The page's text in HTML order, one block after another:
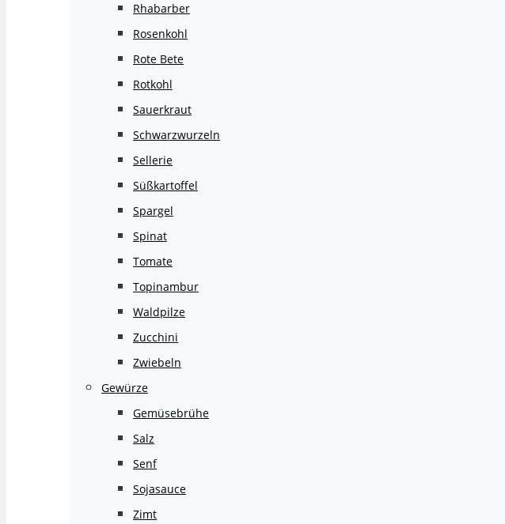
Rhabarber
Rosenkohl
Rote Bete
Rotkohl
Sauerkraut
Schwarzwurzeln
Sellerie
Süßkartoffel
Spargel
Spinat
Tomate
Topinambur
Waldpilze
Zucchini
Zwiebeln
Gewürze
Gemüsebrühe
Salz
Senf
Sojasauce
Zimt